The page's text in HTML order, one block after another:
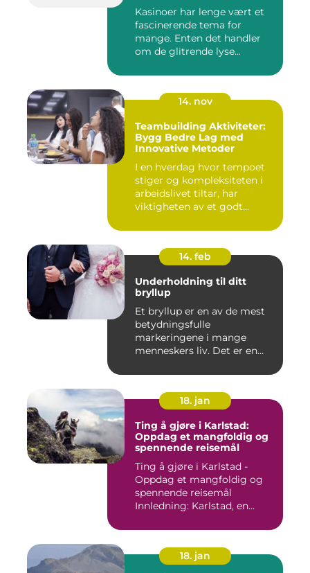
Kasinoer har lenge vært et
fascinerende tema for
mange. Enten det handler
om de glitrende lyse...
14. nov
Teambuilding Aktiviteter:
Bygg Bedre Lag med
Innovative Metoder
I en hverdag hvor tempoet
stiger og kompleksiteten i
arbeidslivet tiltar, har
viktigheten av et godt...
14. feb
Underholdning til ditt
bryllup
Et bryllup er en av de mest
betydningsfulle
markeringene i mange
menneskers liv. Det er en
18. jan
Ting å gjøre i Karlstad:
Oppdag et mangfoldig og
spennende reisemål
Ting å gjøre i Karlstad -
Oppdag et mangfoldig og
spennende reisemål
Innledning: Karlstad, en
18. jan